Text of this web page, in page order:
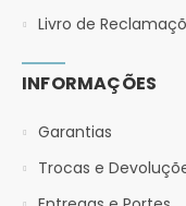
Livro de
INFORMAÇÕES
Garantias
Trocas e